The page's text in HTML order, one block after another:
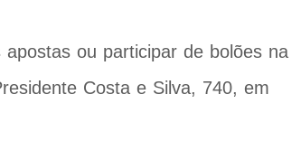
ou participar de bolões na
Costa e Silva, 740, em